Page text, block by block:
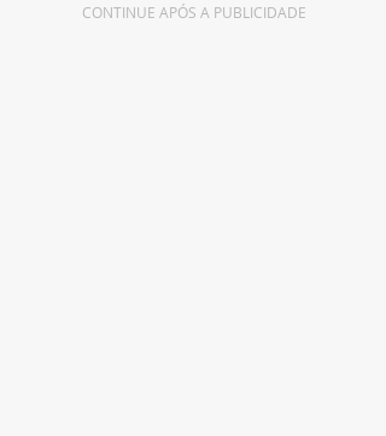
CONTINUE APÓS A PUBLICIDADE